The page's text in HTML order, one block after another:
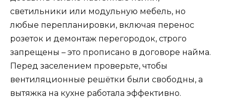
светильники или модульную мебель, но
любые перепланировки, включая перенос
розеток и демонтаж перегородок, строго
запрещены – это прописано в договоре найма.
Перед заселением проверьте, чтобы
вентиляционные решётки были свободны, а
вытяжка на кухне работала эффективно.